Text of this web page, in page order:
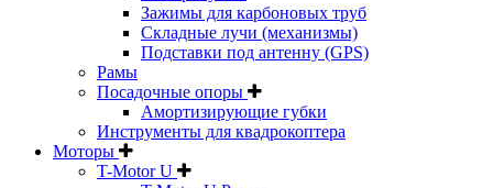
Зажимы для карбоновых труб
Складные лучи (механизмы)
Подставки под антенну (GPS)
Рамы
Посадочные опоры
Амортизирующие губки
Инструменты для квадрокоптера
Моторы
T-Motor U